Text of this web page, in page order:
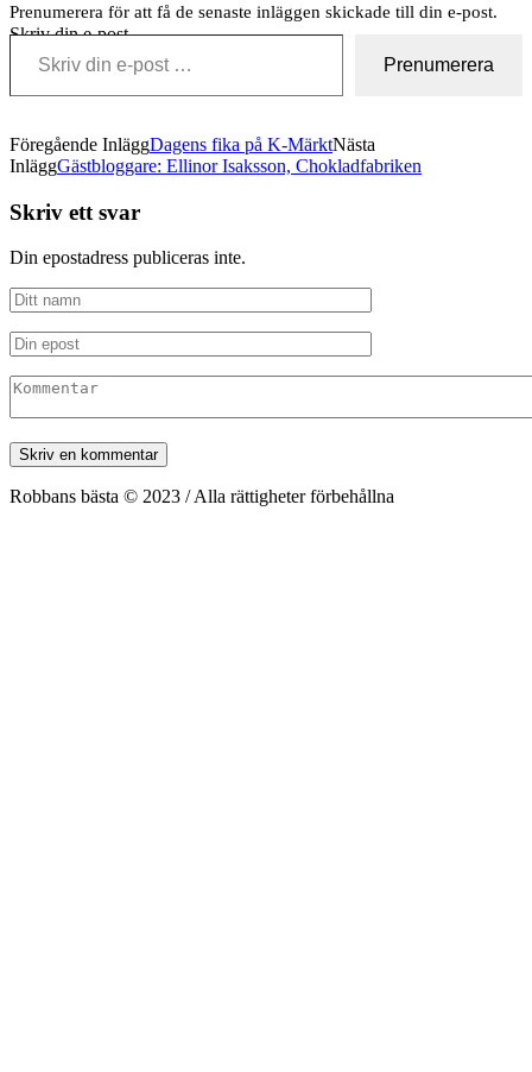
Prenumerera för att få de senaste inläggen skickade till din e-post.
Skriv din e-post …
Prenumerera
Föregående InläggDagens fika på K-MärktNästa
InläggGästbloggare: Ellinor Isaksson, Chokladfabriken
Skriv ett svar
Din epostadress publiceras inte.
Robbans bästa © 2023 / Alla rättigheter förbehållna